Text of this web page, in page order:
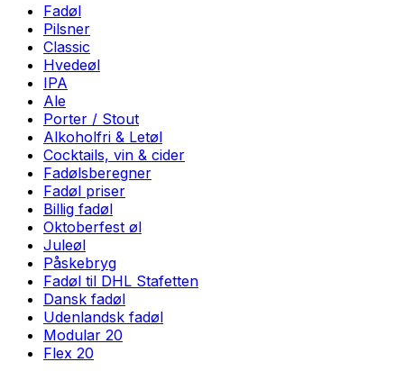
Fadøl
Pilsner
Classic
Hvedeøl
IPA
Ale
Porter / Stout
Alkoholfri & Letøl
Cocktails, vin & cider
Fadølsberegner
Fadøl priser
Billig fadøl
Oktoberfest øl
Juleøl
Påskebryg
Fadøl til DHL Stafetten
Dansk fadøl
Udenlandsk fadøl
Modular 20
Flex 20